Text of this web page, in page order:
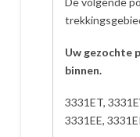
Uw gezochte
binnen.
3331ET,
3331EE,